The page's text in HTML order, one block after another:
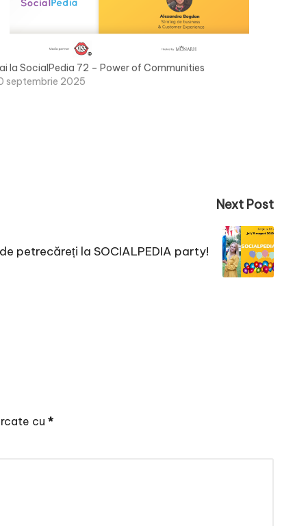
la SocialPedia 72 – Power of Communities
septembrie 2025
Next Post
petrecăreți la SOCIALPEDIA party!
cu *